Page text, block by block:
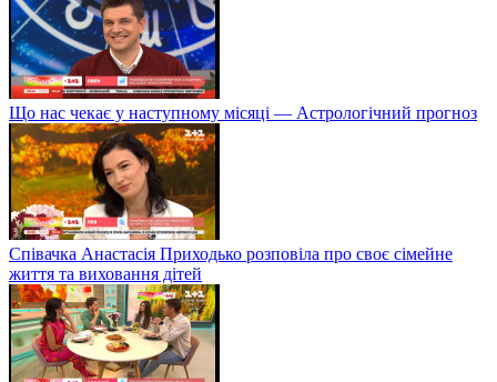
Що нас чекає у наступному місяці — Астрологічний прогноз
Співачка Анастасія Приходько розповіла про своє сімейне
життя та виховання дітей